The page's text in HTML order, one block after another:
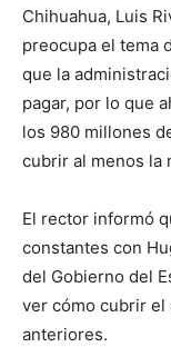
Chihuahua, Luis
preocupa el tema
que la
pagar, por lo que
los 980 millones
cubrir al menos la
El rector informó
constantes con
del Gobierno del
ver cómo cubrir el
anteriores.